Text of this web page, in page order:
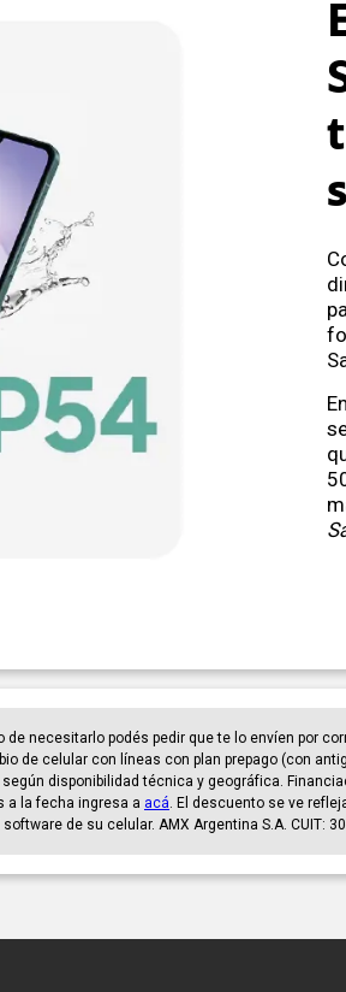
necesitarlo podés pedir que te lo envíen por
de celular con líneas con plan prepago (con
según disponibilidad técnica y geográfica.
a la fecha ingresa a acá. El descuento se ve
de su celular. AMX Argentina S.A. CUIT: